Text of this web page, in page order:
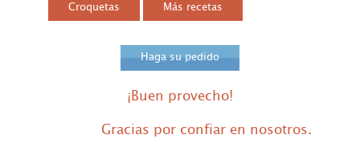
Croquetas Más recetas
Haga su pedido
¡Buen provecho!
Gracias por confiar en nosotros.